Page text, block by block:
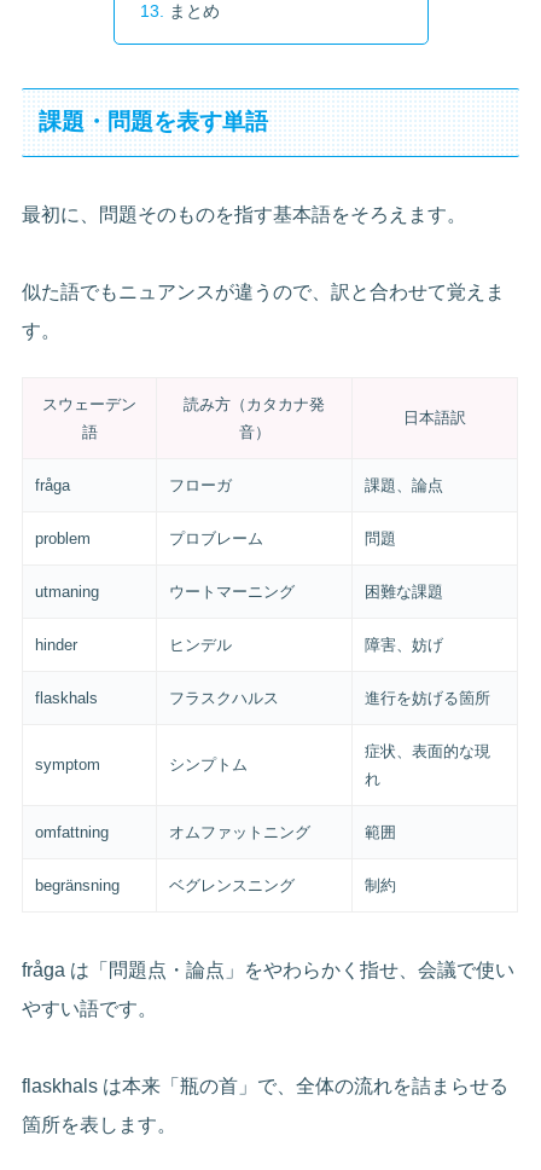
まとめ
課題・問題を表す単語
最初に、問題そのものを指す基本語をそろえます。
似た語でもニュアンスが違うので、訳と合わせて覚えま
す。
スウェーデン
語
読み方（カタカナ発
音）
日本語訳
fråga フローガ 課題、論点
problem プロブレーム 問題
utmaning ウートマーニング 困難な課題
hinder ヒンデル 障害、妨げ
flaskhals フラスクハルス 進行を妨げる箇所
symptom シンプトム
症状、表面的な現
れ
omfattning オムファットニング 範囲
begränsning ベグレンスニング 制約
fråga は「問題点・論点」をやわらかく指せ、会議で使い
やすい語です。
flaskhals は本来「瓶の首」で、全体の流れを詰まらせる
箇所を表します。